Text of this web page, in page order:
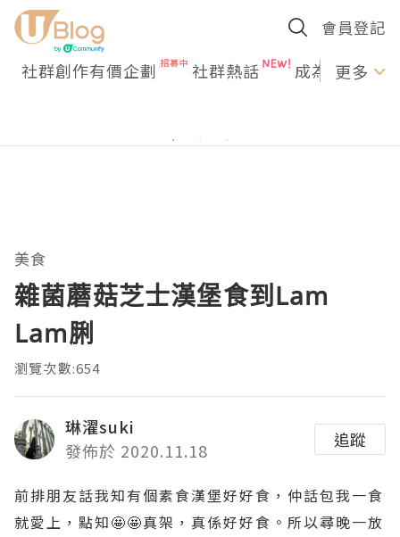
會員登記
社群創作有價企劃 社群熱話 成為U更多
美食
雜菌蘑菇芝士漢堡食到Lam
Lam脷
瀏覽次數:654
琳濯suki
發佈於 2020.11.18
追蹤
前排朋友話我知有個素食漢堡好好食，仲話包我一食
就愛上，點知🤩🤩真架，真係好好食。所以尋晚一放